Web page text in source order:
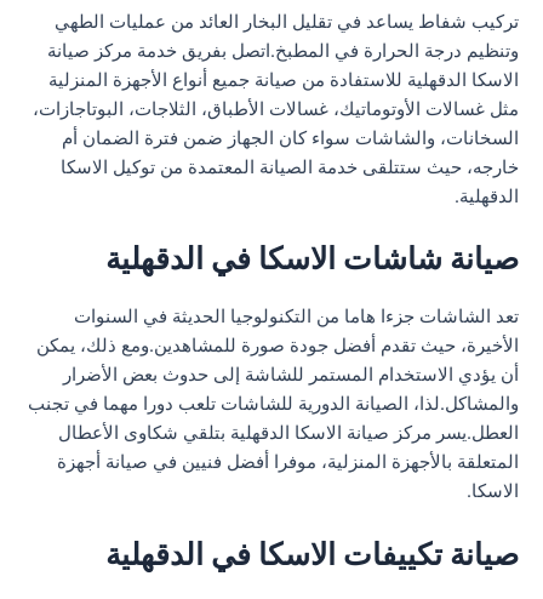
تركيب شفاط يساعد في تقليل البخار العائد من عمليات الطهي
وتنظيم درجة الحرارة في المطبخ.اتصل بفريق خدمة مركز صيانة
الاسكا الدقهلية للاستفادة من صيانة جميع أنواع الأجهزة المنزلية
مثل غسالات الأوتوماتيك، غسالات الأطباق، الثلاجات، البوتاجازات،
السخانات، والشاشات سواء كان الجهاز ضمن فترة الضمان أم
خارجه، حيث ستتلقى خدمة الصيانة المعتمدة من توكيل الاسكا
الدقهلية.
صيانة شاشات الاسكا في الدقهلية
تعد الشاشات جزءا هاما من التكنولوجيا الحديثة في السنوات
الأخيرة، حيث تقدم أفضل جودة صورة للمشاهدين.ومع ذلك، يمكن
أن يؤدي الاستخدام المستمر للشاشة إلى حدوث بعض الأضرار
والمشاكل.لذا، الصيانة الدورية للشاشات تلعب دورا مهما في تجنب
العطل.يسر مركز صيانة الاسكا الدقهلية بتلقي شكاوى الأعطال
المتعلقة بالأجهزة المنزلية، موفرا أفضل فنيين في صيانة أجهزة
الاسكا.
صيانة تكييفات الاسكا في الدقهلية